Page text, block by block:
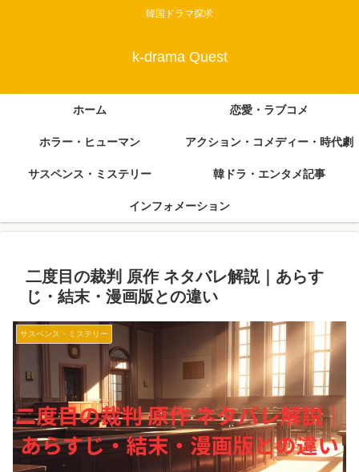
韓国ドラマ探求
k-drama Quest
ホーム 恋愛・ラブコメ
ホラー・ヒューマン アクション・コメディー・時代劇
サスペンス・ミステリー 韓ドラ・エンタメ記事
インフォメーション
二度目の裁判 原作 ネタバレ解説｜あらす
じ・結末・漫画版との違い
サスペンス・ミステリー